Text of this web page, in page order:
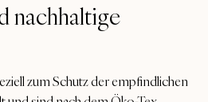
nachhaltige
zum Schutz der empfindlichen